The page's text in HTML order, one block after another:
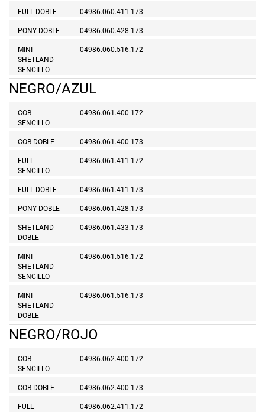
FULL DOBLE 04986.060.411.173
PONY DOBLE 04986.060.428.173
MINI-
SHETLAND
SENCILLO
04986.060.516.172
NEGRO/AZUL
COB
SENCILLO
04986.061.400.172
COB DOBLE 04986.061.400.173
FULL
SENCILLO
04986.061.411.172
FULL DOBLE 04986.061.411.173
PONY DOBLE 04986.061.428.173
SHETLAND
DOBLE
04986.061.433.173
MINI-
SHETLAND
SENCILLO
04986.061.516.172
MINI-
SHETLAND
DOBLE
04986.061.516.173
NEGRO/ROJO
COB
SENCILLO
04986.062.400.172
COB DOBLE 04986.062.400.173
FULL
04986.062.411.172